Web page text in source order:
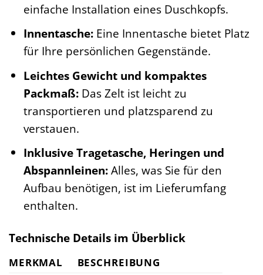
einfache Installation eines Duschkopfs.
Innentasche:Eine Innentasche bietet Platz
für Ihre persönlichen Gegenstände.
Leichtes Gewicht und kompaktes
Packmaß:Das Zelt ist leicht zu
transportieren und platzsparend zu
verstauen.
Inklusive Tragetasche, Heringen und
Abspannleinen:Alles, was Sie für den
Aufbau benötigen, ist im Lieferumfang
enthalten.
Technische Details im Überblick
MERKMAL
BESCHREIBUNG